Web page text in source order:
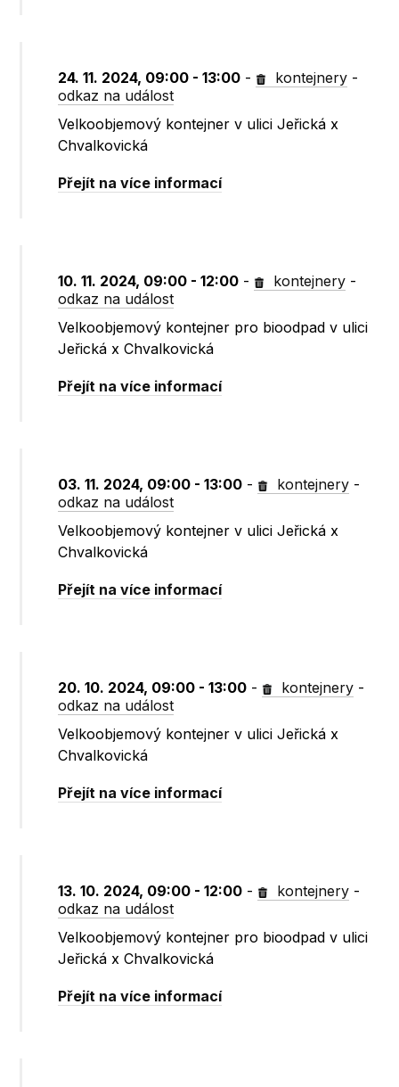
24. 11. 2024, 09:00 - 13:00 - kontejnery -
odkaz na událost
Velkoobjemový kontejner v ulici Jeřická x
Chvalkovická
Přejít na více informací
10. 11. 2024, 09:00 - 12:00 - kontejnery -
odkaz na událost
Velkoobjemový kontejner pro bioodpad v ulici
Jeřická x Chvalkovická
Přejít na více informací
03. 11. 2024, 09:00 - 13:00 - kontejnery -
odkaz na událost
Velkoobjemový kontejner v ulici Jeřická x
Chvalkovická
Přejít na více informací
20. 10. 2024, 09:00 - 13:00 - kontejnery -
odkaz na událost
Velkoobjemový kontejner v ulici Jeřická x
Chvalkovická
Přejít na více informací
13. 10. 2024, 09:00 - 12:00 - kontejnery -
odkaz na událost
Velkoobjemový kontejner pro bioodpad v ulici
Jeřická x Chvalkovická
Přejít na více informací